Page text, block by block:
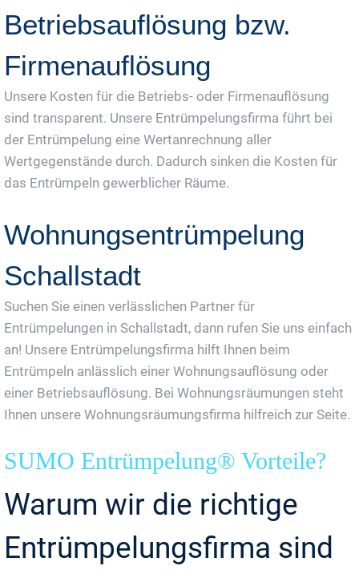
Betriebsauflösung bzw.
Firmenauflösung
Unsere Kosten für die Betriebs- oder Firmenauflösung
sind transparent. Unsere Entrümpelungsfirma führt bei
der Entrümpelung eine Wertanrechnung aller
Wertgegenstände durch. Dadurch sinken die Kosten für
das Entrümpeln gewerblicher Räume.
Wohnungsentrümpelung
Schallstadt
Suchen Sie einen verlässlichen Partner für
Entrümpelungen in Schallstadt, dann rufen Sie uns einfach
an! Unsere Entrümpelungsfirma hilft Ihnen beim
Entrümpeln anlässlich einer Wohnungsauflösung oder
einer Betriebsauflösung. Bei Wohnungsräumungen steht
Ihnen unsere Wohnungsräumungsfirma hilfreich zur Seite.
SUMO Entrümpelung® Vorteile?
Warum wir die richtige
Entrümpelungsfirma sind